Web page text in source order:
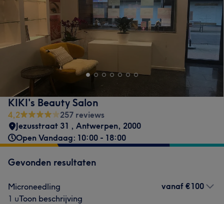
KIKI's Beauty Salon
4,2
257 reviews
Jezusstraat 31 , Antwerpen, 2000
Open Vandaag: 10:00 - 18:00
Gevonden resultaten
Microneedling
1 uToon beschrijving
vanaf €100